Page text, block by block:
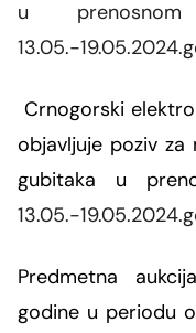
Grupa za rad
Energetska
Priključenje
Naše kompanije
Organizaciona
Vlasnička
Vijesti i događaji
Video
Međunarodni
Zakoni
Podzakonski akti
Interna akta
u
13.05.-
Crnogorski
objavljuje poziv za
gubitaka u
13.05.-
Predmetna
godine u periodu